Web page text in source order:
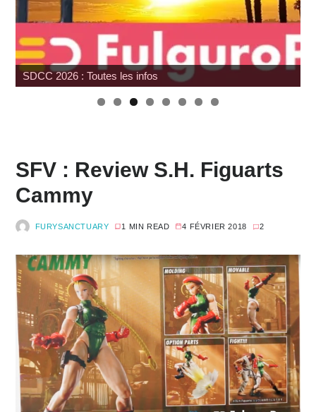
SDCC 2026 : Toutes les infos
SFV : Review S.H. Figuarts
Cammy
FURYSANCTUARY 1 MIN READ 4 FÉVRIER 2018 2